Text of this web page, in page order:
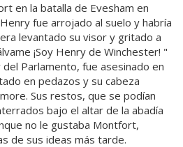
en la batalla de Evesham en
fue arrojado al suelo y habría
levantado su visor y gritado a
¡Soy Henry de Winchester! "
Parlamento, fue asesinado en
en pedazos y su cabeza
Sus restos, que se podían
bajo el altar de la abadía
no le gustaba Montfort,
de sus ideas más tarde.